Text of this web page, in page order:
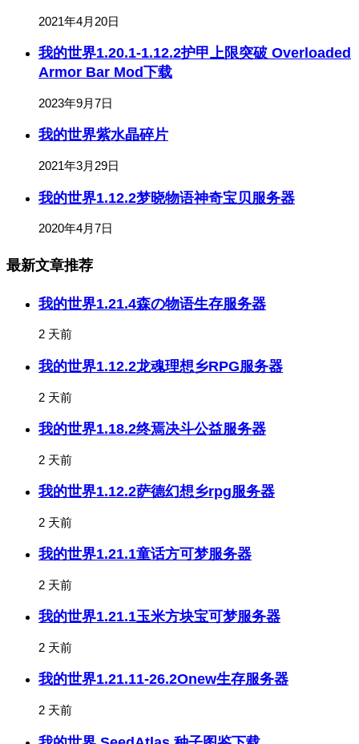
2021年4月20日
我的世界1.20.1-1.12.2护甲上限突破 Overloaded
Armor Bar Mod下载
2023年9月7日
我的世界紫水晶碎片
2021年3月29日
我的世界1.12.2梦晓物语神奇宝贝服务器
2020年4月7日
最新文章推荐
我的世界1.21.4森の物语生存服务器
2 天前
我的世界1.12.2龙魂理想乡RPG服务器
2 天前
我的世界1.18.2终焉决斗公益服务器
2 天前
我的世界1.12.2萨德幻想乡rpg服务器
2 天前
我的世界1.21.1童话方可梦服务器
2 天前
我的世界1.21.1玉米方块宝可梦服务器
2 天前
我的世界1.21.11-26.2Onew生存服务器
2 天前